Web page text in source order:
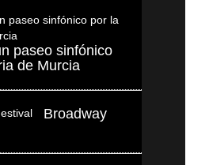
paseo sinfónico
de Murcia
Broadway